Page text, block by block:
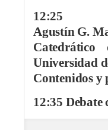
12:25
Agustín G.
Universidad
Contenidos y
12:35 Debate